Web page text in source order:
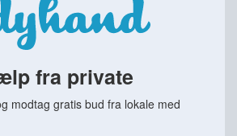
fra private
modtag gratis bud fra lokale med